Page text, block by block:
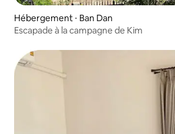
Hébergement ⋅ Ban Dan
Escapade à la campagne de Kim